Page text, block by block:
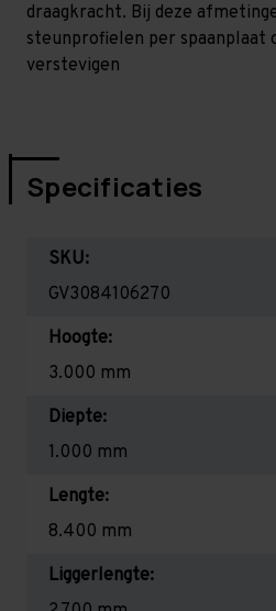
draagkracht. Bij deze
steunprofielen per spaanplaat
verstevigen
Specificaties
SKU:
GV3084106270
Hoogte:
3.000 mm
Diepte:
1.000 mm
Lengte:
8.400 mm
Liggerlengte: